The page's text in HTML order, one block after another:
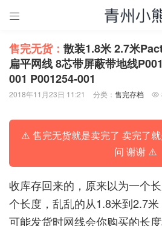

售完无货： 散装1.8米 2.7米
扁平网线 8芯带屏蔽带地线
001 P001254-001
2018年11月23日 11:21 分类： 售完存档 
⚠️ 售完无货就是卖完了 卖完了
问 谢谢 ⚠️
收库存回来的，原来以为一个
个长度，乱乱的从1.8米到2.7米
可能发货时网线会你购买的长